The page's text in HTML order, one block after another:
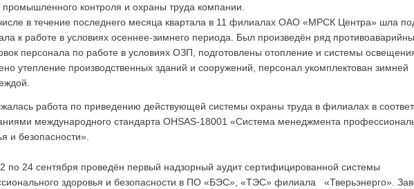
контроля и охраны труда компании.
в течение последнего месяца квартала в 11 филиалах ОАО «МРСК Центра» шла
к работе в условиях осеннее-зимнего периода. Был произведён ряд
персонала по работе в условиях ОЗП, подготовлены отопление и системы
утепление производственных зданий и сооружений, персонал укомплектован зимней
работа по приведению действующей системы охраны труда в филиалах в
международного стандарта OHSAS-18001 «Система менеджмента
и безопасности».
по 24 сентября проведён первый надзорный аудит сертифицированной системы
здоровья и безопасности в ПО «БЭС», «ТЭС» филиала «Тверьэнерго».